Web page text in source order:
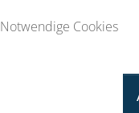
Notwendige Cookies